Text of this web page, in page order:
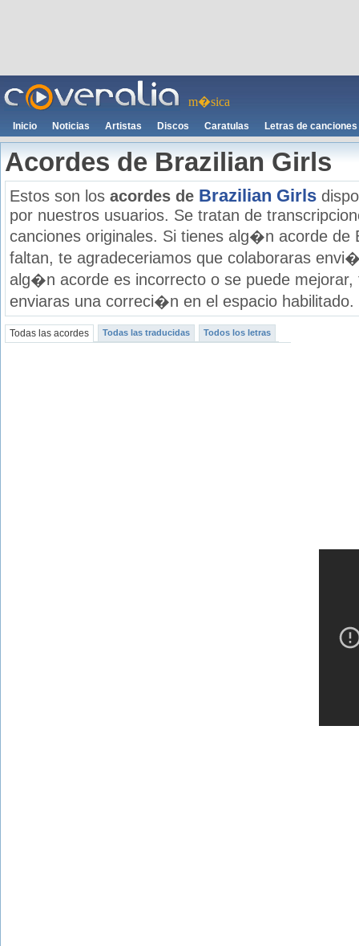
m�sica
Inicio Noticias Artistas Discos Caratulas Letras de canciones
Acordes de Brazilian Girls
Estos son los acordes de Brazilian Girls
por nuestros usuarios. Se tratan de
canciones originales. Si tienes alg�n acorde de
faltan, te agradeceriamos que colaboraras
alg�n acorde es incorrecto o se puede
enviaras una correci�n en el espacio habilitado.
Todas las acordes Todas las traducidas Todos los letras